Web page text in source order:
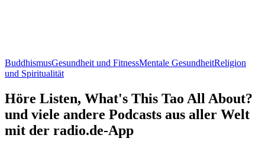
BuddhismusGesundheit und FitnessMentale GesundheitReligion
und Spiritualität
Höre Listen, What's This Tao All About?
und viele andere Podcasts aus aller Welt
mit der radio.de-App